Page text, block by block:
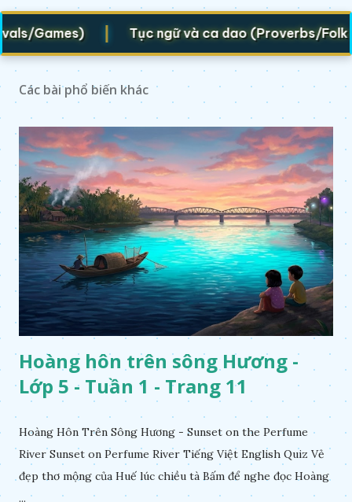
Games) | Tục ngữ và ca dao (Proverbs/Folk
Các bài phổ biến khác
Hoàng hôn trên sông Hương -
Lớp 5 - Tuần 1 - Trang 11
Hoàng Hôn Trên Sông Hương - Sunset on the Perfume
River Sunset on Perfume River Tiếng Việt English Quiz Vẻ
đẹp thơ mộng của Huế lúc chiều tà Bấm để nghe đọc Hoàng
...